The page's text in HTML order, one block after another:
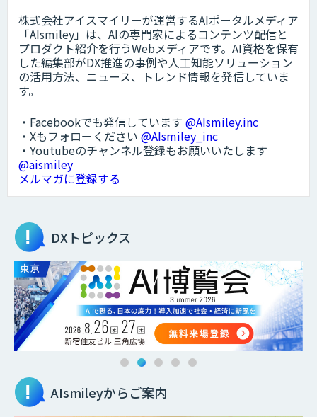
株式会社アイスマイリーが運営するAIポータルメディア
「AIsmiley」は、AIの専門家によるコンテンツ配信と
プロダクト紹介を行うWebメディアです。AI資格を保有
した編集部がDX推進の事例や人工知能ソリューション
の活用方法、ニュース、トレンド情報を発信していま
す。
・Facebookでも発信しています @AIsmiley.inc
・Xもフォローください @AIsmiley_inc
・Youtubeのチャンネル登録もお願いいたします
@aismiley
メルマガに登録する
DXトピックス
AIsmileyからご案内